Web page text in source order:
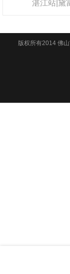
湛江站|黛
版权所有2014 佛